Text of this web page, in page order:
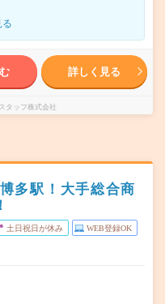
詳しく見る
タッフ株式会社
多駅！大手総合商
土日祝日が休み WEB登録OK